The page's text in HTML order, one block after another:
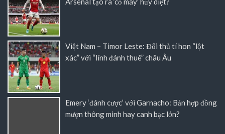
Việt Nam – Timor Leste: Đối thủ tí hon “lột
xác” với “lính đánh thuê” châu Âu
Emery ‘đánh cược’ với Garnacho: Bản hợp đồng
mượn thông minh hay canh bạc lớn?